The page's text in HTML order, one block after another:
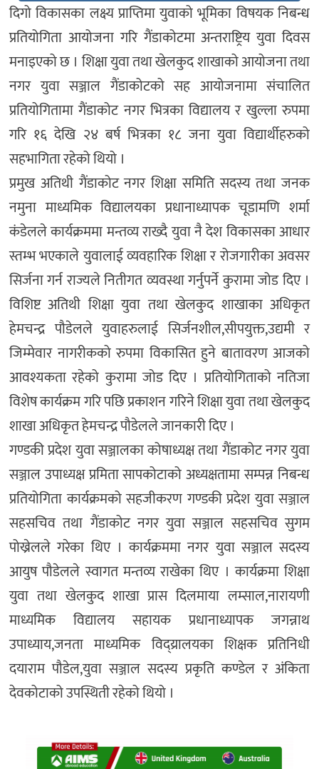
दिगो विकासका लक्ष्य प्राप्तिमा युवाको भूमिका विषयक निबन्ध
प्रतियोगिता आयोजना गरि गैंडाकोटमा अन्तराष्ट्रिय युवा दिवस
मनाइएको छ । शिक्षा युवा तथा खेलकुद शाखाको आयोजना तथा
नगर युवा सञ्जाल गैंडाकोटको सह आयोजनामा संचालित
प्रतियोगितामा गैंडाकोट नगर भित्रका विद्यालय र खुल्ला रुपमा
गरि १६ देखि २४ बर्ष भित्रका १८ जना युवा विद्यार्थीहरुको
सहभागिता रहेको थियो ।
प्रमुख अतिथी गैंडाकोट नगर शिक्षा समिति सदस्य तथा जनक
नमुना माध्यमिक विद्यालयका प्रधानाध्यापक चूडामणि शर्मा
कंडेलले कार्यक्रममा मन्तव्य राख्दै युवा नै देश विकासका आधार
स्तम्भ भएकाले युवालाई व्यवहारिक शिक्षा र रोजगारीका अवसर
सिर्जना गर्न राज्यले नितीगत व्यवस्था गर्नुपर्ने कुरामा जोड दिए ।
विशिष्ट अतिथी शिक्षा युवा तथा खेलकुद शाखाका अधिकृत
हेमचन्द्र पौडेलले युवाहरुलाई सिर्जनशील,सीपयुक्त,उद्यमी र
जिम्मेवार नागरीकको रुपमा विकासित हुने बातावरण आजको
आवश्यकता रहेको कुरामा जोड दिए । प्रतियोगिताको नतिजा
विशेष कार्यक्रम गरि पछि प्रकाशन गरिने शिक्षा युवा तथा खेलकुद
शाखा अधिकृत हेमचन्द्र पौडेलले जानकारी दिए ।
गण्डकी प्रदेश युवा सञ्जालका कोषाध्यक्ष तथा गैंडाकोट नगर युवा
सञ्जाल उपाध्यक्ष प्रमिता सापकोटाको अध्यक्षतामा सम्पन्न निबन्ध
प्रतियोगिता कार्यक्रमको सहजीकरण गण्डकी प्रदेश युवा सञ्जाल
सहसचिव तथा गैंडाकोट नगर युवा सञ्जाल सहसचिव सुगम
पोख्रेलले गरेका थिए । कार्यक्रममा नगर युवा सञ्जाल सदस्य
आयुष पौडेलले स्वागत मन्तव्य राखेका थिए । कार्यक्रमा शिक्षा
युवा तथा खेलकुद शाखा प्रास दिलमाया लम्साल,नारायणी
माध्यमिक विद्यालय सहायक प्रधानाध्यापक जगन्नाथ
उपाध्याय,जनता माध्यमिक विद्य्रालयका शिक्षक प्रतिनिधी
दयाराम पौडेल,युवा सञ्जाल सदस्य प्रकृति कण्डेल र अंकिता
देवकोटाको उपस्थिती रहेको थियो ।